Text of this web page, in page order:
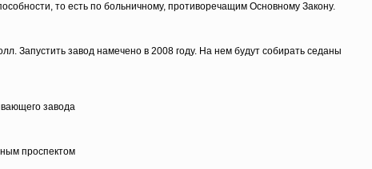
то есть по больничному, противоречащим Основному Закону.
Запустить завод намечено в 2008 году. На нем будут собирать седаны
завода
проспектом